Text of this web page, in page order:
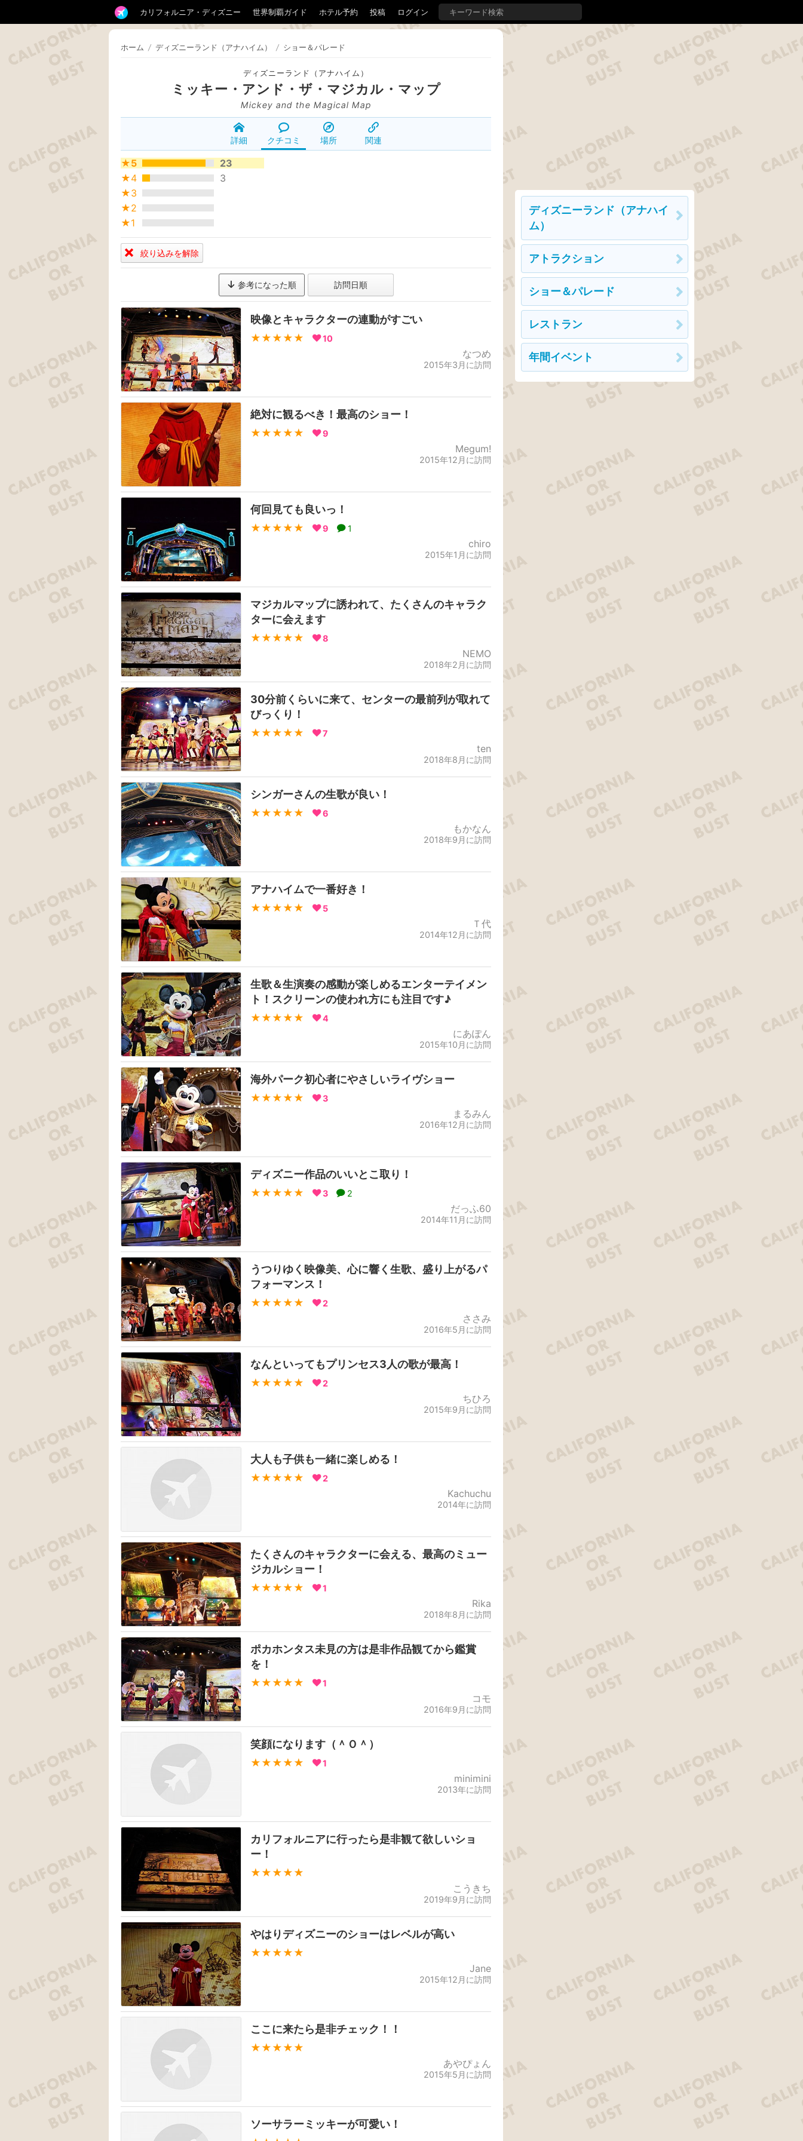
カリフォルニア・ディズニー 世界制覇ガイド ホテル予約 投稿 ログイン
ホーム / ディズニーランド（アナハイム） / ショー＆パレード
ディズニーランド（アナハイム）
ミッキー・アンド・ザ・マジカル・マップ
Mickey and the Magical Map
詳細 クチコミ 場所 関連
★5
23
★4
3
★3
★2
★1
絞り込みを解除
参考になった順 訪問日順
映像とキャラクターの連動がすごい
★★★★★ 10
なつめ
2015年3月に訪問
絶対に観るべき！最高のショー！
★★★★★ 9
Megum!
2015年12月に訪問
何回見ても良いっ！
★★★★★ 9 1
chiro
2015年1月に訪問
マジカルマップに誘われて、たくさんのキャラク
ターに会えます
★★★★★ 8
NEMO
2018年2月に訪問
30分前くらいに来て、センターの最前列が取れて
びっくり！
★★★★★ 7
ten
2018年8月に訪問
シンガーさんの生歌が良い！
★★★★★ 6
もかなん
2018年9月に訪問
アナハイムで一番好き！
★★★★★ 5
Ｔ代
2014年12月に訪問
生歌＆生演奏の感動が楽しめるエンターテイメン
ト！スクリーンの使われ方にも注目です♪
★★★★★ 4
にあぽん
2015年10月に訪問
海外パーク初心者にやさしいライヴショー
★★★★★ 3
まるみん
2016年12月に訪問
ディズニー作品のいいとこ取り！
★★★★★ 3 2
だっふ60
2014年11月に訪問
うつりゆく映像美、心に響く生歌、盛り上がるパ
フォーマンス！
★★★★★ 2
ささみ
2016年5月に訪問
なんといってもプリンセス3人の歌が最高！
★★★★★ 2
ちひろ
2015年9月に訪問
大人も子供も一緒に楽しめる！
★★★★★ 2
Kachuchu
2014年に訪問
たくさんのキャラクターに会える、最高のミュー
ジカルショー！
★★★★★ 1
Rika
2018年8月に訪問
ポカホンタス未見の方は是非作品観てから鑑賞
を！
★★★★★ 1
コモ
2016年9月に訪問
笑顔になります（＾Ｏ＾）
★★★★★ 1
minimini
2013年に訪問
カリフォルニアに行ったら是非観て欲しいショ
ー！
★★★★★
こうきち
2019年9月に訪問
やはりディズニーのショーはレベルが高い
★★★★★
Jane
2015年12月に訪問
ここに来たら是非チェック！！
★★★★★
あやぴょん
2015年5月に訪問
ソーサラーミッキーが可愛い！
ディズニーランド（アナハイ
ム）
アトラクション
ショー＆パレード
レストラン
年間イベント